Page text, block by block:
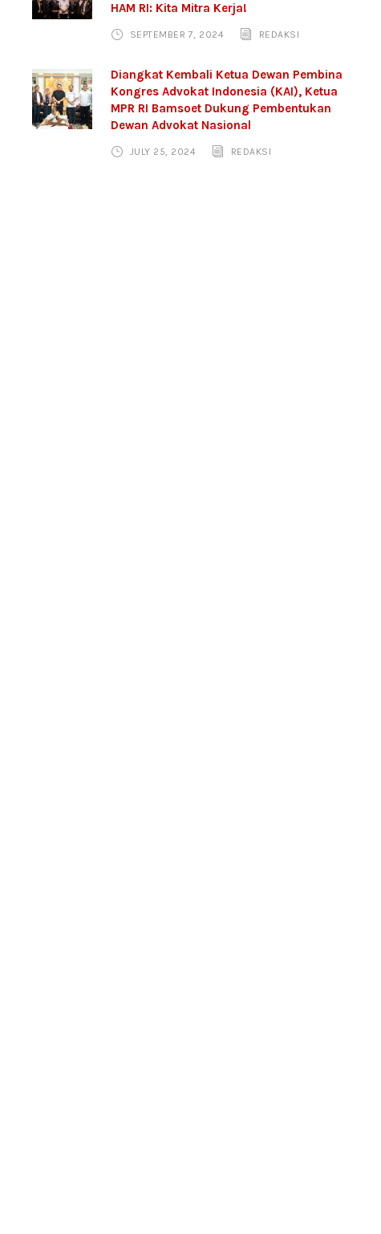
HAM RI: Kita Mitra Kerja!
SEPTEMBER 7, 2024 REDAKSI
Diangkat Kembali Ketua Dewan Pembina
Kongres Advokat Indonesia (KAI), Ketua
MPR RI Bamsoet Dukung Pembentukan
Dewan Advokat Nasional
JULY 25, 2024 REDAKSI